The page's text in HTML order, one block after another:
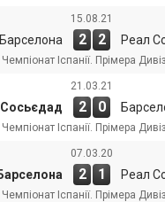
15.08.21
Барселона 2 2 Реал
Чемпіонат Іспанії. Прімера
21.03.21
2 0
Чемпіонат Іспанії. Прімера
07.03.20
2 1 Реал
Чемпіонат Іспанії. Прімера